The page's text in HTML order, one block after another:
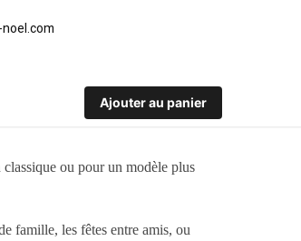
Ajouter au panier
ou pour un modèle plus
famille, les fêtes entre amis, ou